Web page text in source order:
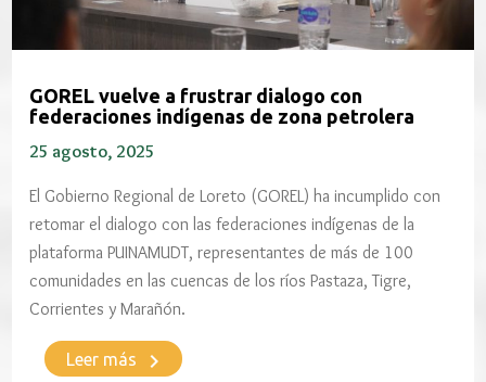
GOREL vuelve a frustrar dialogo con
federaciones indígenas de zona petrolera
25 agosto, 2025
El Gobierno Regional de Loreto (GOREL) ha incumplido con
retomar el dialogo con las federaciones indígenas de la
plataforma PUINAMUDT, representantes de más de 100
comunidades en las cuencas de los ríos Pastaza, Tigre,
Corrientes y Marañón.
Leer más keyboard_arrow_right